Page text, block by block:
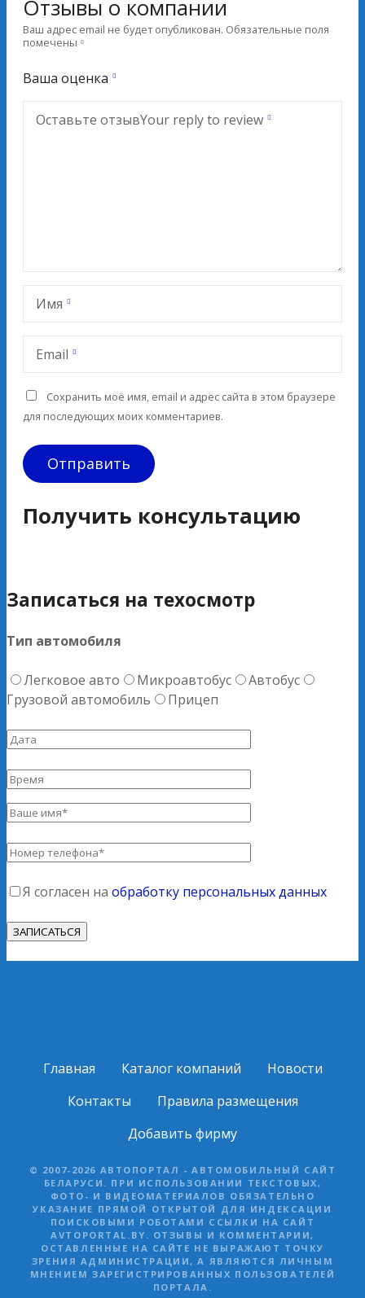
Отзывы о компании
Ваш адрес email не будет опубликован. Обязательные поля
помечены
Ваша оценка
Оставьте отзывYour reply to review
Имя
Email
Сохранить моё имя, email и адрес сайта в этом браузере
для последующих моих комментариев.
Получить консультацию
Записаться на техосмотр
Тип автомобиля
Легковое авто Микроавтобус
Автобус
Грузовой автомобиль
Прицеп
Я согласен на обработку персональных данных
Главная Каталог компаний
Новости
Контакты
Правила размещения
Добавить фирму
© 2007-2026 АВТОПОРТАЛ - АВТОМОБИЛЬНЫЙ САЙТ
БЕЛАРУСИ. ПРИ ИСПОЛЬЗОВАНИИ ТЕКСТОВЫХ,
ФОТО- И ВИДЕОМАТЕРИАЛОВ ОБЯЗАТЕЛЬНО
УКАЗАНИЕ ПРЯМОЙ ОТКРЫТОЙ ДЛЯ ИНДЕКСАЦИИ
ПОИСКОВЫМИ РОБОТАМИ ССЫЛКИ НА САЙТ
AVTOPORTAL.BY. ОТЗЫВЫ И КОММЕНТАРИИ,
ОСТАВЛЕННЫЕ НА САЙТЕ НЕ ВЫРАЖАЮТ ТОЧКУ
ЗРЕНИЯ АДМИНИСТРАЦИИ, А ЯВЛЯЮТСЯ ЛИЧНЫМ
МНЕНИЕМ ЗАРЕГИСТРИРОВАННЫХ ПОЛЬЗОВАТЕЛЕЙ
ПОРТАЛА.